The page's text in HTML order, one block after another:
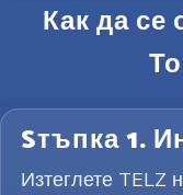
Как да
Sтъпка 1.
Изтеглете TELZ